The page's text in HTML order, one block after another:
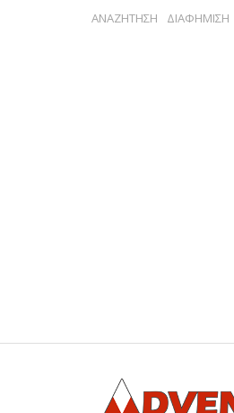
ΑΝΑΖΗΤΗΣΗ ΔΙΑΦΗΜΙΣΗ